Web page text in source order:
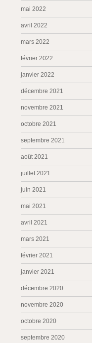
mai 2022
avril 2022
mars 2022
février 2022
janvier 2022
décembre 2021
novembre 2021
octobre 2021
septembre 2021
août 2021
juillet 2021
juin 2021
mai 2021
avril 2021
mars 2021
février 2021
janvier 2021
décembre 2020
novembre 2020
octobre 2020
septembre 2020